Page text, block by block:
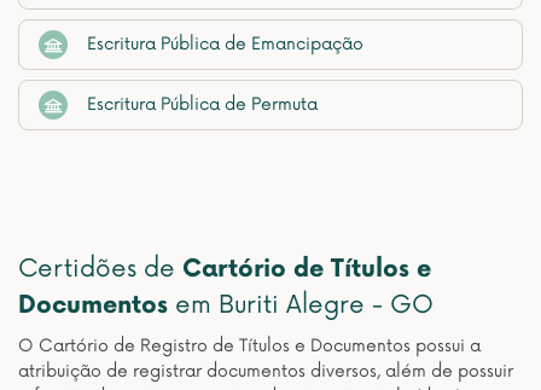
Escritura Pública de Emancipação
Escritura Pública de Permuta
Certidões de Cartório de Títulos e
Documentos em Buriti Alegre - GO
O Cartório de Registro de Títulos e Documentos possui a
atribuição de registrar documentos diversos, além de possuir